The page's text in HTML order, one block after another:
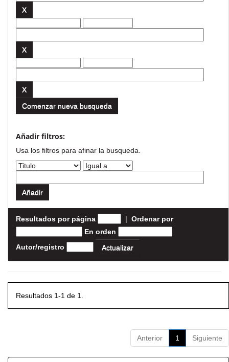
Comenzar nueva busqueda
Añadir filtros:
Usa los filtros para afinar la busqueda.
Resultados por página | Ordenar por
En orden
Autor/registro
Resultados 1-1 de 1.
Anterior 1 Siguiente